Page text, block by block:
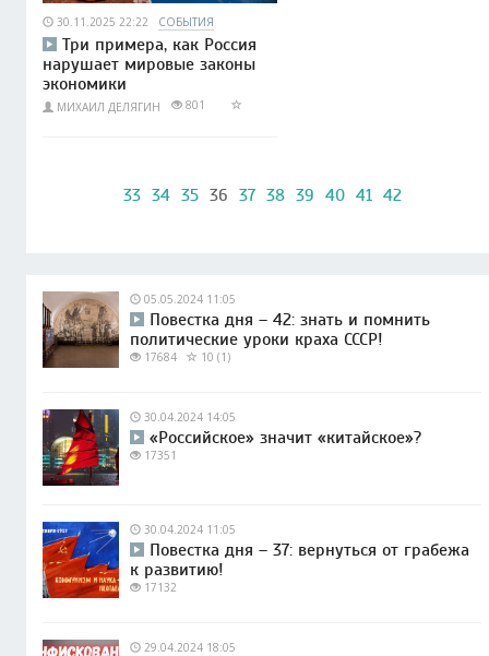
30.11.2025 22:22 СОБЫТИЯ
Три примера, как Россия
нарушает мировые законы
экономики
МИХАИЛ ДЕЛЯГИН 801
33 34 35 36 37 38 39 40 41 42
05.05.2024 11:05
Повестка дня – 42: знать и помнить
политические уроки краха СССР!
17684 10 (1)
30.04.2024 14:05
«Российское» значит «китайское»?
17351
30.04.2024 11:05
Повестка дня – 37: вернуться от грабежа
к развитию!
17132
29.04.2024 18:05